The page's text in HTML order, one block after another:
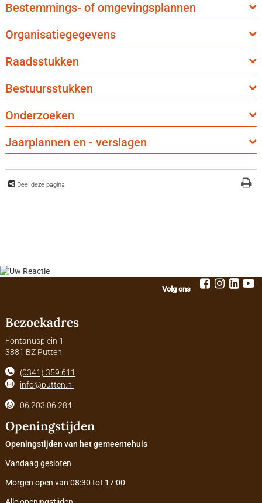
Bestemmings- of omgevingsplannen
Organisatiegegevens
Raadsstukken
Bestuursstukken
Onderzoeken
Jaarplannen en - verslagen
Deel deze pagina
Volg ons
Bezoekadres
Fontanusplein 1
3881 BZ Putten
(0341) 359 611
info@putten.nl
06 203 06 284
Openingstijden
Openingstijden van het gemeentehuis
Vandaag gesloten
Morgen open van 08:30 tot 17:00